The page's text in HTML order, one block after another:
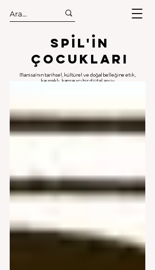
.
.
Spıl'in
Çocukları
Manisa'nın tarihsel, kültürel ve doğal belleğine etik,
kaynaklı, kapsayıcı bir dijital arşiv